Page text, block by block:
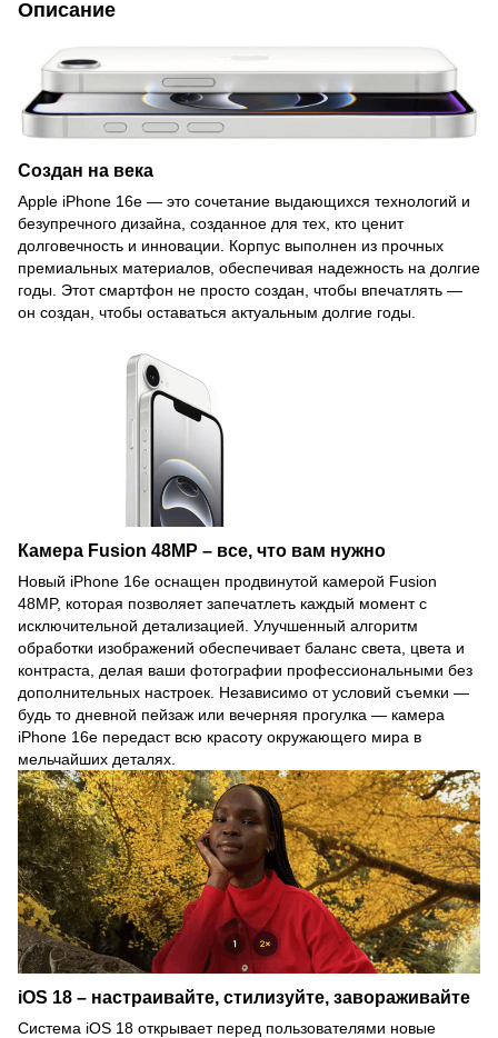
Описание
Создан на века
Apple iPhone 16e — это сочетание выдающихся технологий и
безупречного дизайна, созданное для тех, кто ценит
долговечность и инновации. Корпус выполнен из прочных
премиальных материалов, обеспечивая надежность на долгие
годы. Этот смартфон не просто создан, чтобы впечатлять —
он создан, чтобы оставаться актуальным долгие годы.
Камера Fusion 48MP – все, что вам нужно
Новый iPhone 16e оснащен продвинутой камерой Fusion
48MP, которая позволяет запечатлеть каждый момент с
исключительной детализацией. Улучшенный алгоритм
обработки изображений обеспечивает баланс света, цвета и
контраста, делая ваши фотографии профессиональными без
дополнительных настроек. Независимо от условий съемки —
будь то дневной пейзаж или вечерняя прогулка — камера
iPhone 16e передаст всю красоту окружающего мира в
мельчайших деталях.
iOS 18 – настраивайте, стилизуйте, завораживайте
Система iOS 18 открывает перед пользователями новые